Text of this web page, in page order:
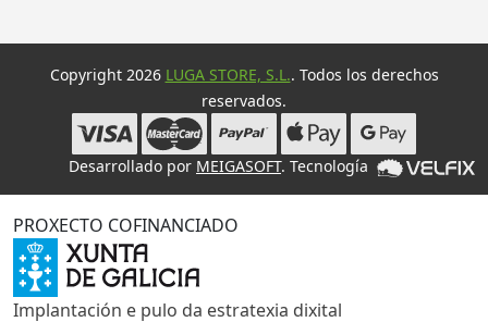
Copyright 2026 LUGA STORE, S.L.. Todos los derechos
reservados.
Desarrollado por MEIGASOFT. Tecnología
PROXECTO COFINANCIADO
Implantación e pulo da estratexia dixital